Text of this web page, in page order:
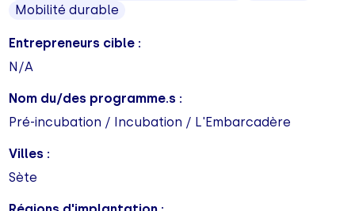
Mobilité durable
Entrepreneurs cible :
N/A
Nom du/des programme.s :
Pré-incubation / Incubation / L'Embarcadère
Villes :
Sète